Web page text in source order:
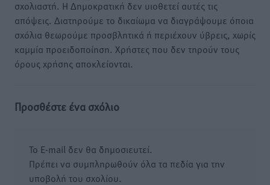
σχολιαστή. Η Δημοκρατική δεν υιοθετεί αυτές τις
απόψεις. Διατηρούμε το δικαίωμα να διαγράψουμε όποια
σχόλια θεωρούμε προσβλητικά ή περιέχουν ύβρεις, χωρίς
καμμία προειδοποίηση. Χρήστες που δεν τηρούν τους
όρους χρήσης αποκλείονται.
Προσθέστε ένα σχόλιο
Το E-mail δεν θα δημοσιευτεί.
Πρέπει να συμπληρωθούν όλα τα πεδία για την
υποβολή του σχολίου.